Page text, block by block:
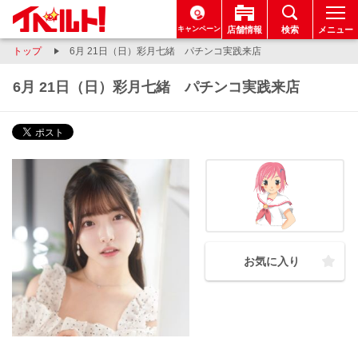
キャンペーン 店舗情報 検索 メニュー
トップ 6月 21日（日）彩月七緒 パチンコ実践来店
6月 21日（日）彩月七緒 パチンコ実践来店
お気に入り